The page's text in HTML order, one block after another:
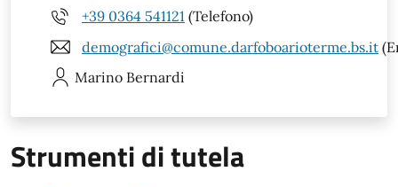
+39 0364 541121 (Telefono)
demografici@comune.darfoboarioterme.bs.it
Marino Bernardi
Strumenti di tutela